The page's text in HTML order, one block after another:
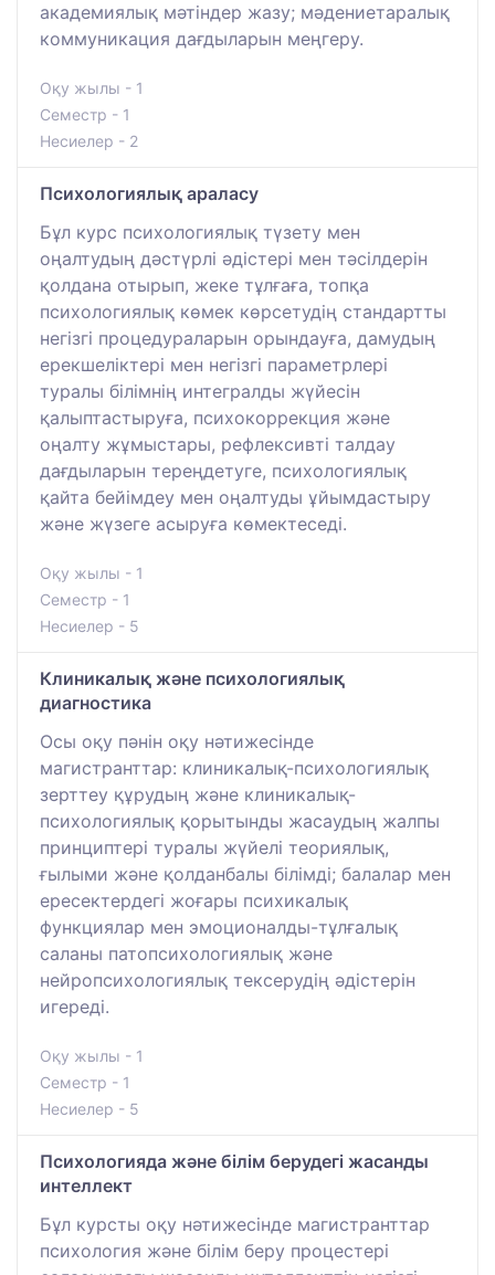
академиялық мәтіндер жазу; мәдениетаралық
коммуникация дағдыларын меңгеру.
Оқу жылы - 1
Семестр - 1
Несиелер - 2
Психологиялық араласу
Бұл курс психологиялық түзету мен
оңалтудың дәстүрлі әдістері мен тәсілдерін
қолдана отырып, жеке тұлғаға, топқа
психологиялық көмек көрсетудің стандартты
негізгі процедураларын орындауға, дамудың
ерекшеліктері мен негізгі параметрлері
туралы білімнің интегралды жүйесін
қалыптастыруға, психокоррекция және
оңалту жұмыстары, рефлексивті талдау
дағдыларын тереңдетуге, психологиялық
қайта бейімдеу мен оңалтуды ұйымдастыру
және жүзеге асыруға көмектеседі.
Оқу жылы - 1
Семестр - 1
Несиелер - 5
Клиникалық және психологиялық
диагностика
Осы оқу пәнін оқу нәтижесінде
магистранттар: клиникалық-психологиялық
зерттеу құрудың және клиникалық-
психологиялық қорытынды жасаудың жалпы
принциптері туралы жүйелі теориялық,
ғылыми және қолданбалы білімді; балалар мен
ересектердегі жоғары психикалық
функциялар мен эмоционалды-тұлғалық
саланы патопсихологиялық және
нейропсихологиялық тексерудің әдістерін
игереді.
Оқу жылы - 1
Семестр - 1
Несиелер - 5
Психологияда және білім берудегі жасанды
интеллект
Бұл курсты оқу нәтижесінде магистранттар
психология және білім беру процестері